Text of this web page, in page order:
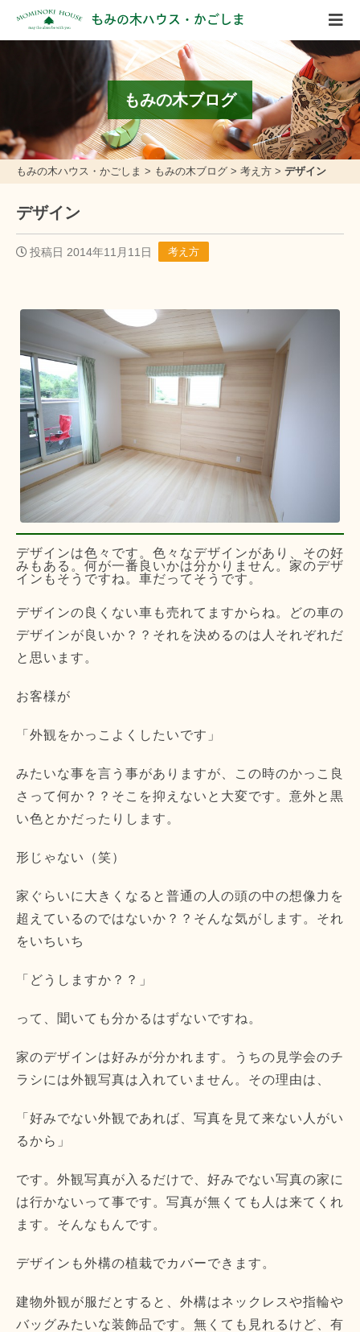
もみの木ハウス・かごしま
もみの木ブログ
もみの木ハウス・かごしま > もみの木ブログ > 考え方 > デザイン
デザイン
投稿日 2014年11月11日 考え方
デザインは色々です。色々なデザインがあり、その好
みもある。何が一番良いかは分かりません。家のデザ
インもそうですね。車だってそうです。
デザインの良くない車も売れてますからね。どの車の
デザインが良いか？？それを決めるのは人それぞれだ
と思います。
お客様が
「外観をかっこよくしたいです」
みたいな事を言う事がありますが、この時のかっこ良
さって何か？？そこを抑えないと大変です。意外と黒
い色とかだったりします。
形じゃない（笑）
家ぐらいに大きくなると普通の人の頭の中の想像力を
超えているのではないか？？そんな気がします。それ
をいちいち
「どうしますか？？」
って、聞いても分かるはずないですね。
家のデザインは好みが分かれます。うちの見学会のチ
ラシには外観写真は入れていません。その理由は、
「好みでない外観であれば、写真を見て来ない人がい
るから」
です。外観写真が入るだけで、好みでない写真の家に
は行かないって事です。写真が無くても人は来てくれ
ます。そんなもんです。
デザインも外構の植栽でカバーできます。
建物外観が服だとすると、外構はネックレスや指輪や
バッグみたいな装飾品です。無くても見れるけど、有